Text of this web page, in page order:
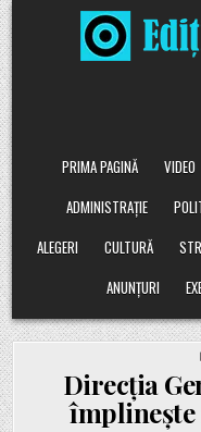
Skip
to
content
PRIMA PAGINĂ
VIDEO
ADMINISTRAȚIE
ALEGERI
CULTURĂ
ANUNȚURI
Direcția
împlinește